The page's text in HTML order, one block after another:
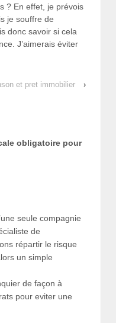
? En effet, je prévois
je souffre de
donc savoir si cela
J’aimerais éviter
et pret immobilier ›
obligatoire pour
seule compagnie
de
répartir le risque
un simple
de façon à
pour eviter une